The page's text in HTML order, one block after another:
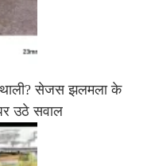
थाली? सेजस झलमला के
उठे सवाल